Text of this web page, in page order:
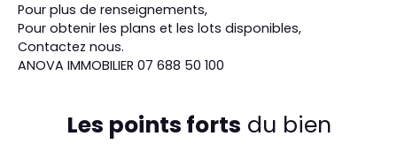
Pour plus de renseignements,
Pour obtenir les plans et les lots disponibles,
Contactez nous.
ANOVA IMMOBILIER 07 688 50 100
Les points forts du bien